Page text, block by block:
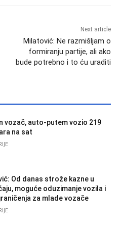
Next article
Milatović: Ne razmišljam o
formiranju partije, ali ako
bude potrebno i to ću uraditi
vozač, auto-putem vozio 219
na sat
Od danas strože kazne u
moguće oduzimanje vozila i
za mlade vozače